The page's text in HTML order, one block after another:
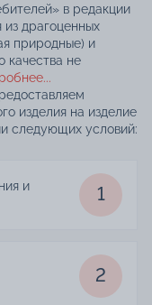
в редакции
драгоценных
природные) и
качества не
изделия на изделие
следующих условий:
и
1
2